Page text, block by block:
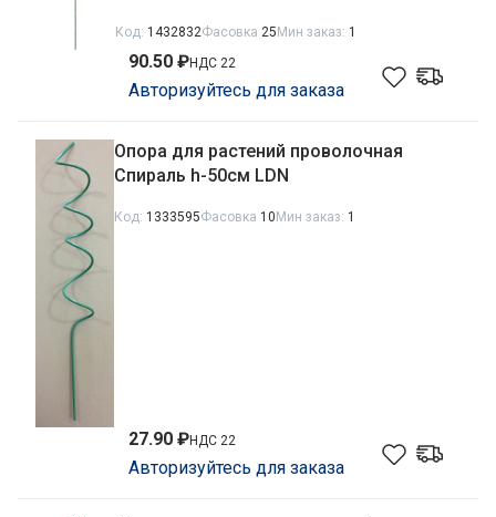
Код: 1432832Фасовка 25 Мин заказ: 1
90.50 ₽НДС 22
Авторизуйтесь для заказа
Опора для растений проволочная
Спираль h-50см LDN
Код: 1333595Фасовка 10 Мин заказ: 1
27.90 ₽НДС 22
Авторизуйтесь для заказа